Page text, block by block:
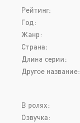
Рейтинг:
Год:
Жанр:
Страна:
Длина серии:
Другое название:
В ролях:
Озвучка: